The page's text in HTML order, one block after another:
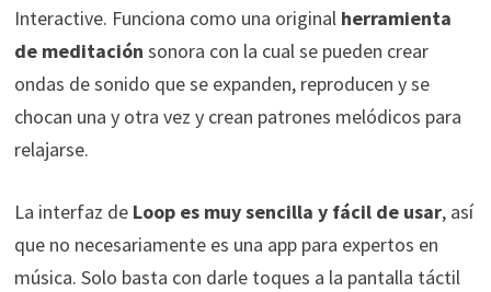
Interactive. Funciona como una original herramienta
de meditación sonora con la cual se pueden crear
ondas de sonido que se expanden, reproducen y se
chocan una y otra vez y crean patrones melódicos para
relajarse.
La interfaz de Loop es muy sencilla y fácil de usar, así
que no necesariamente es una app para expertos en
música. Solo basta con darle toques a la pantalla táctil